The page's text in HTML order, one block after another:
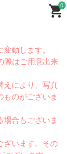
0
動します。
際はご用意出来
えにより、写真
ものがございま
合もございま
ざいます。その